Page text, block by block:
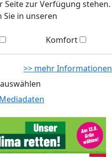
zur Verfügung stehen.
in unseren
Komfort
>> mehr Informationen
Mediadaten